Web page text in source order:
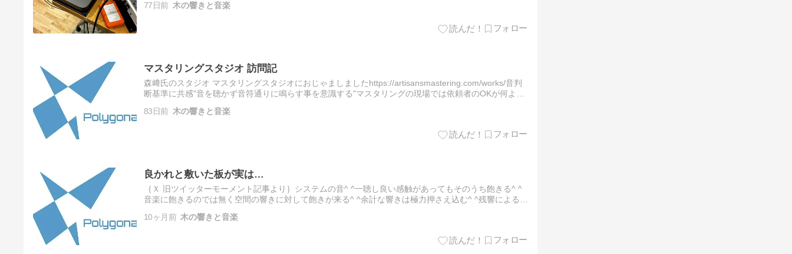
77日前 木の響きと音楽
マスタリングスタジオ 訪問記
森﨑氏のスタジオ マスタリングスタジオにおじゃましましたhttps://artisansmastering.com/works/音判
断基準に共感"音を聴かず音符通りに鳴らす事を意識する"マスタリングの現場では依頼者のOKが何より
83日前 木の響きと音楽
良かれと敷いた板が実は…
｛Ｘ 旧ツイッターモーメント記事より｝システムの音^ ^一聴し良い感触があってもそのうち飽きる^ ^
音楽に飽きるのでは無く空間の響きに対して飽きが来る^ ^余計な響きは極力押さえ込む^ ^残響による各
10ヶ月前 木の響きと音楽